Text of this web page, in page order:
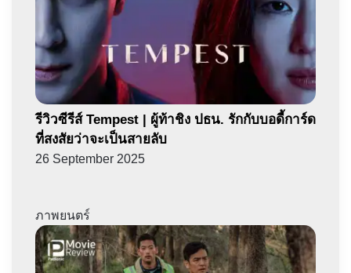
รีวิวซีรีส์ Tempest | ผู้ท้าชิง ปธน. รักกับบอดี้การ์ด
ที่สงสัยว่าจะเป็นสายลับ
26 September 2025
ภาพยนตร์